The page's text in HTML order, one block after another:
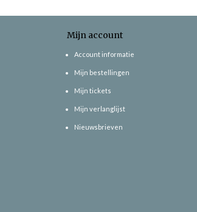
Mijn account
Account informatie
Mijn bestellingen
Mijn tickets
Mijn verlanglijst
Nieuwsbrieven